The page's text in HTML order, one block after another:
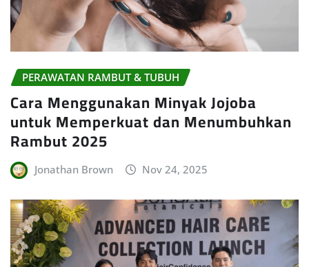
PERAWATAN RAMBUT & TUBUH
Cara Menggunakan Minyak Jojoba
untuk Memperkuat dan Menumbuhkan
Rambut 2025
Jonathan Brown Nov 24, 2025